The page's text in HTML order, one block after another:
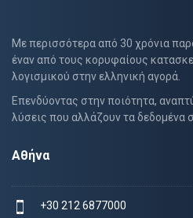
Με περισσότερα από 30 χρόνια
έναν από τους κορυφαίους
λογισμικού στην ελληνική αγορά.
Επενδύοντας στην ποιότητα,
λύσεις που αλλάζουν τα δεδομένα
Αθήνα
+30 212 6877000